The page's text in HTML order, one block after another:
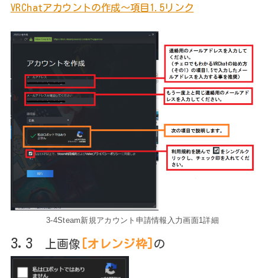
VRChatアカウントの作成～項目1.5リンク
3-4Steam新規アカウント申請情報入力画面1詳細
3.3 上画像 [オレンジ枠] の